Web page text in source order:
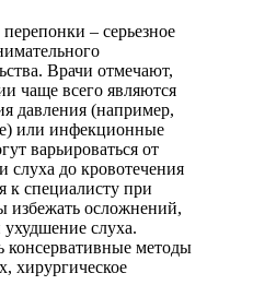
– серьезное
Врачи отмечают,
чаще всего являются
давления (например,
или инфекционные
варьироваться от
слуха до кровотечения
к специалисту при
избежать осложнений,
слуха.
консервативные методы
хирургическое